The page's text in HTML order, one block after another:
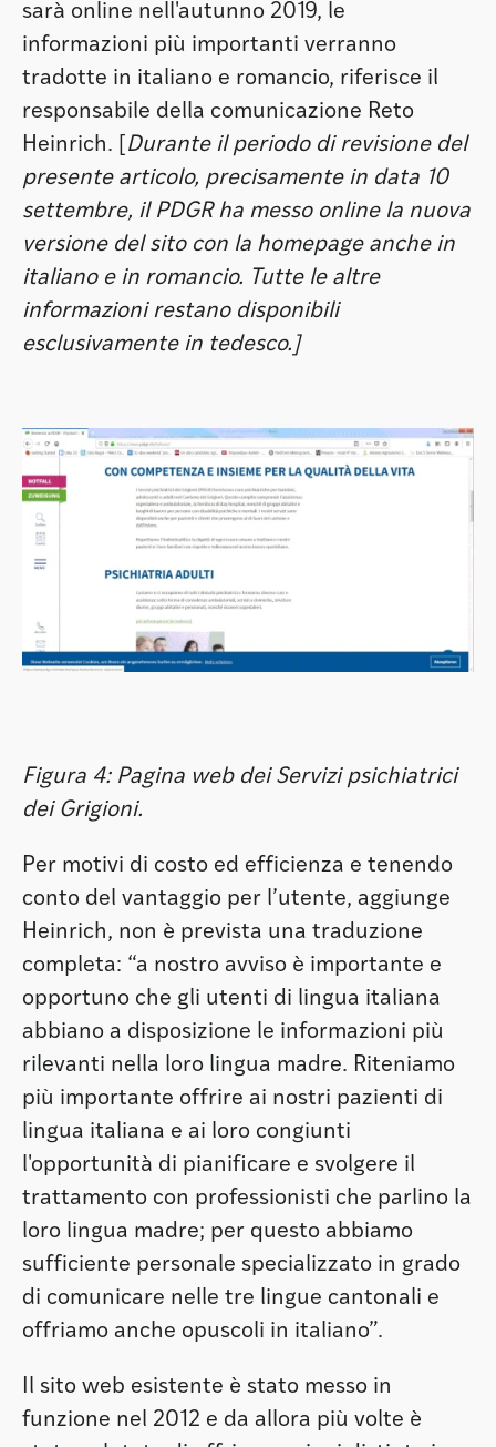
sarà online nell'autunno 2019, le
informazioni più importanti verranno
tradotte in italiano e romancio, riferisce il
responsabile della comunicazione Reto
Heinrich. [ Durante il periodo di revisione del
presente articolo, precisamente in data 10
settembre, il PDGR ha messo online la nuova
versione del sito con la homepage anche in
italiano e in romancio. Tutte le altre
informazioni restano disponibili
esclusivamente in tedesco.]
Figura 4: Pagina web dei Servizi psichiatrici
dei Grigioni.
Per motivi di costo ed efficienza e tenendo
conto del vantaggio per l’utente, aggiunge
Heinrich, non è prevista una traduzione
completa: “a nostro avviso è importante e
opportuno che gli utenti di lingua italiana
abbiano a disposizione le informazioni più
rilevanti nella loro lingua madre. Riteniamo
più importante offrire ai nostri pazienti di
lingua italiana e ai loro congiunti
l'opportunità di pianificare e svolgere il
trattamento con professionisti che parlino la
loro lingua madre; per questo abbiamo
sufficiente personale specializzato in grado
di comunicare nelle tre lingue cantonali e
offriamo anche opuscoli in italiano”.
Il sito web esistente è stato messo in
funzione nel 2012 e da allora più volte è